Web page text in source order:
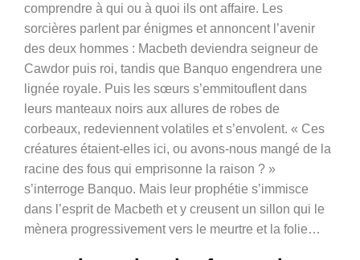
comprendre à qui ou à quoi ils ont affaire. Les
sorcières parlent par énigmes et annoncent l’avenir
des deux hommes : Macbeth deviendra seigneur de
Cawdor puis roi, tandis que Banquo engendrera une
lignée royale. Puis les sœurs s’emmitouflent dans
leurs manteaux noirs aux allures de robes de
corbeaux, redeviennent volatiles et s’envolent. « Ces
créatures étaient-elles ici, ou avons-nous mangé de la
racine des fous qui emprisonne la raison ? »
s’interroge Banquo. Mais leur prophétie s’immisce
dans l’esprit de Macbeth et y creusent un sillon qui le
mènera progressivement vers le meurtre et la folie…